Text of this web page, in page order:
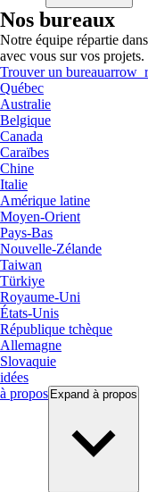
Nos bureaux
Notre équipe répartie
avec vous sur vos projets.
Trouver un bureau
Québec
Australie
Belgique
Canada
Caraïbes
Chine
Italie
Amérique latine
Moyen-Orient
Pays-Bas
Nouvelle-Zélande
Taiwan
Türkiye
Royaume-Uni
États-Unis
République tchèque
Allemagne
Slovaquie
idées
à propos Expand à propos